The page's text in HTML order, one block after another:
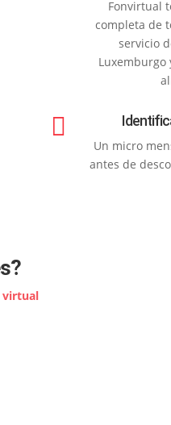
Fonvirtual
completa de
servicio
Luxemburgo

Un micro
antes de
virtual